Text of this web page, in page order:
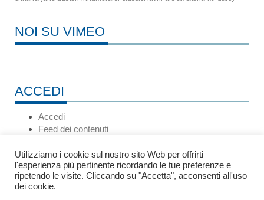
NOI SU VIMEO
ACCEDI
Accedi
Feed dei contenuti
WordPress.org
Utilizziamo i cookie sul nostro sito Web per offrirti
l'esperienza più pertinente ricordando le tue preferenze e
ripetendo le visite. Cliccando su "Accetta", acconsenti all'uso
dei cookie.